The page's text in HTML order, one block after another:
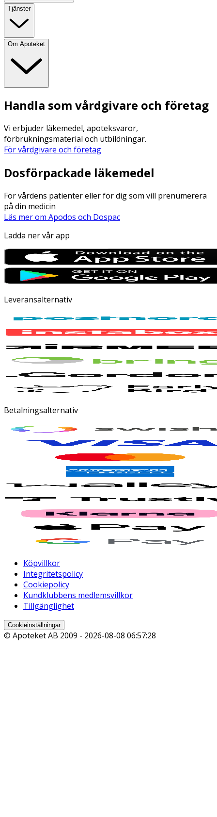
Tjänster
Om Apoteket
Handla som vårdgivare och företag
Vi erbjuder läkemedel, apoteksvaror,
förbrukningsmaterial och utbildningar.
För vårdgivare och företag
Dosförpackade läkemedel
För vårdens patienter eller för dig som vill prenumerera
på din medicin
Läs mer om Apodos och Dospac
Ladda ner vår app
Leveransalternativ
Betalningsalternativ
Köpvillkor
Integritetspolicy
Cookiepolicy
Kundklubbens medlemsvillkor
Tillgänglighet
Cookieinställningar
© Apoteket AB 2009 - 2026-08-08 06:57:28